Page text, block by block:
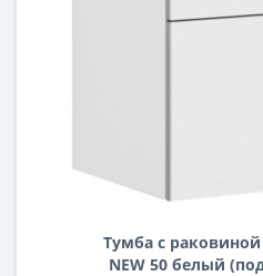
Тумба с
NEW 50 белый